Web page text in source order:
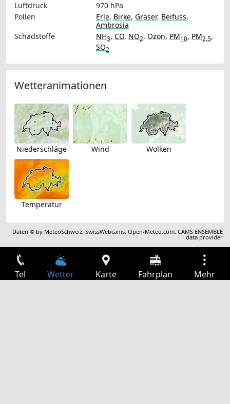
Luftdruck
970 hPa
Pollen
Erle, Birke, Gräser, Beifuss,
Ambrosia
Schadstoffe
NH3, CO, NO2, Ozon, PM10, PM2.5,
SO2
Wetteranimationen
Niederschläge Wind Wolken
Temperatur
Daten © by MeteoSchweiz,SwissWebcams,Open-Meteo.com,CAMS ENSEMBLE
data provider
Tel Wetter Karte Fahrplan Mehr